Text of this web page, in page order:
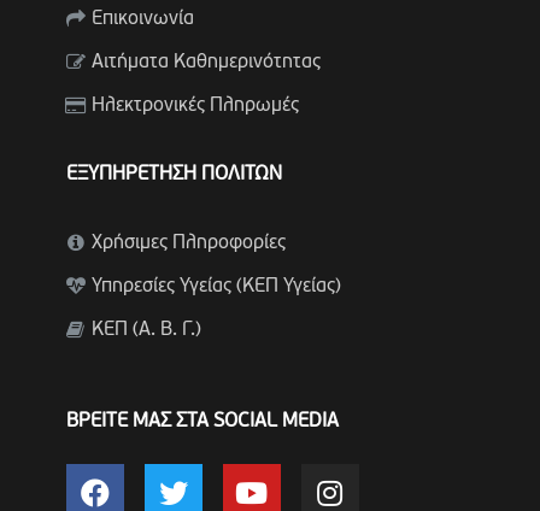
Επικοινωνία
Αιτήματα Καθημερινότητας
Ηλεκτρονικές Πληρωμές
ΕΞΥΠΗΡΕΤΗΣΗ ΠΟΛΙΤΩΝ
Χρήσιμες Πληροφορίες
Υπηρεσίες Υγείας (ΚΕΠ Υγείας)
ΚΕΠ (Α. Β. Γ.)
ΒΡΕΙΤΕ ΜΑΣ ΣΤΑ SOCIAL MEDIA